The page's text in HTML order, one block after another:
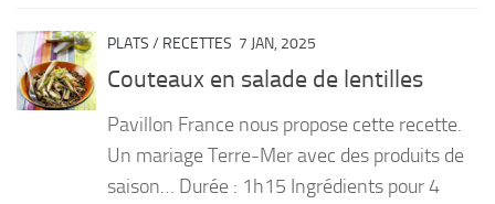
PLATS / RECETTES 7 JAN, 2025
Couteaux en salade de lentilles
Pavillon France nous propose cette recette.
Un mariage Terre-Mer avec des produits de
saison… Durée : 1h15 Ingrédients pour 4